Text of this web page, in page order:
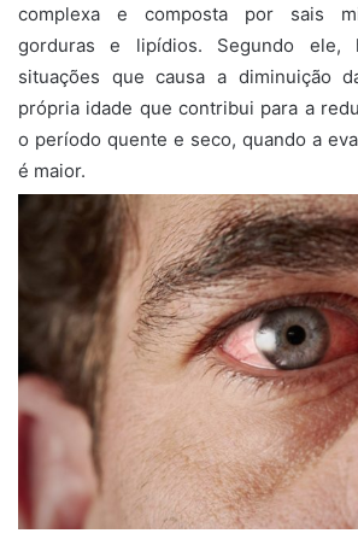
complexa e composta por sais
gorduras e lipídios. Segundo
situações que causa a diminuição
própria idade que contribui para a
o período quente e seco, quando a
é maior.